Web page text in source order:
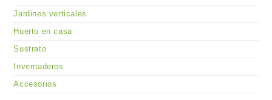
Jardines verticales
Huerto en casa
Sustrato
Invernaderos
Accesorios